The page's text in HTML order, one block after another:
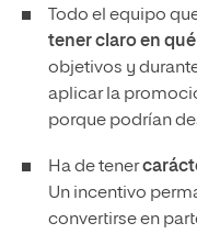
Todo el equipo
tener claro en
objetivos y
aplicar la
porque podrían
Ha de tener
Un incentivo
convertirse en